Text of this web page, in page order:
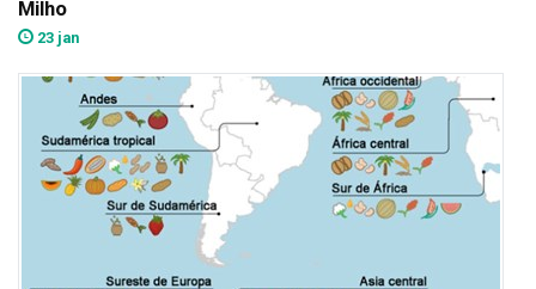
Milho
23 jan